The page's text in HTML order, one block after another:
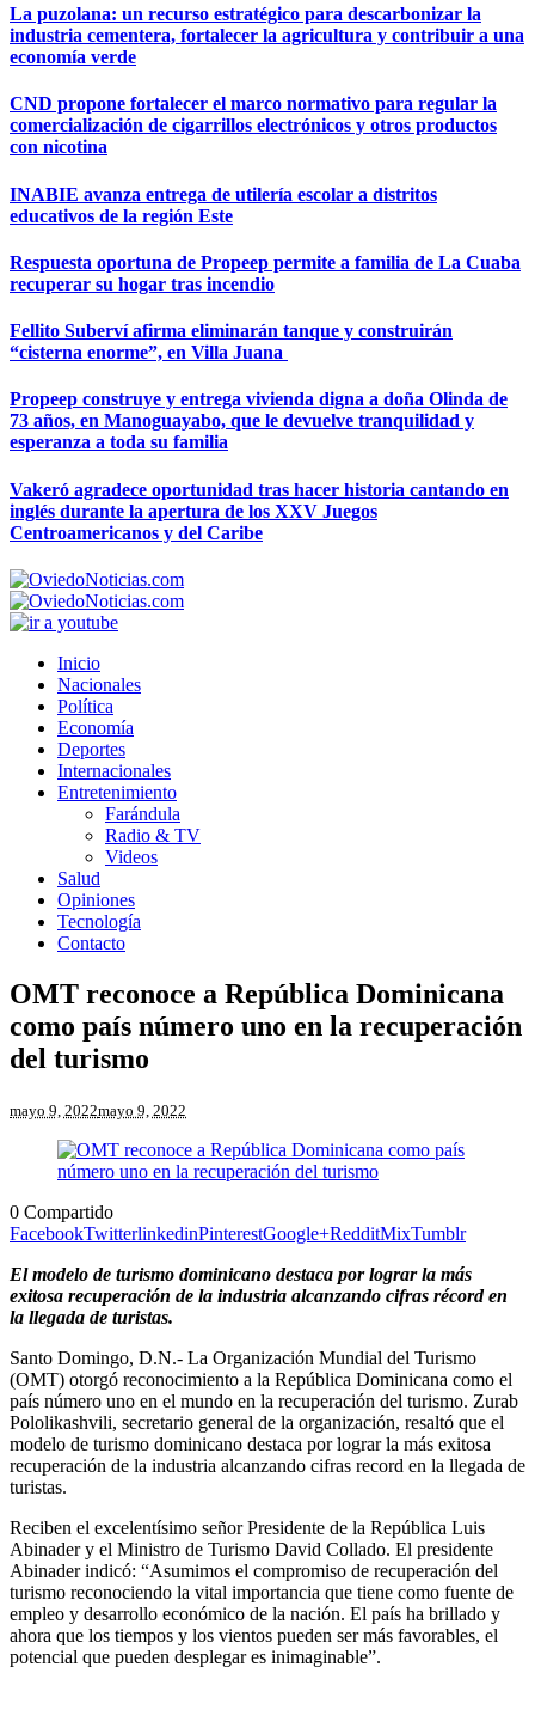
La puzolana: un recurso estratégico para descarbonizar la
industria cementera, fortalecer la agricultura y contribuir a una
economía verde
CND propone fortalecer el marco normativo para regular la
comercialización de cigarrillos electrónicos y otros productos
con nicotina
INABIE avanza entrega de utilería escolar a distritos
educativos de la región Este
Respuesta oportuna de Propeep permite a familia de La Cuaba
recuperar su hogar tras incendio
Fellito Suberví afirma eliminarán tanque y construirán
“cisterna enorme”, en Villa Juana
Propeep construye y entrega vivienda digna a doña Olinda de
73 años, en Manoguayabo, que le devuelve tranquilidad y
esperanza a toda su familia
Vakeró agradece oportunidad tras hacer historia cantando en
inglés durante la apertura de los XXV Juegos
Centroamericanos y del Caribe
Inicio
Nacionales
Política
Economía
Deportes
Internacionales
Entretenimiento
Farándula
Radio & TV
Videos
Salud
Opiniones
Tecnología
Contacto
OMT reconoce a República Dominicana
como país número uno en la recuperación
del turismo
mayo 9, 2022mayo 9, 2022
0 Compartido
FacebookTwitterlinkedinPinterestGoogle+RedditMixTumblr
El modelo de turismo dominicano destaca por lograr la más
exitosa recuperación de la industria alcanzando cifras récord en
la llegada de turistas.
Santo Domingo, D.N.- La Organización Mundial del Turismo
(OMT) otorgó reconocimiento a la República Dominicana como el
país número uno en el mundo en la recuperación del turismo. Zurab
Pololikashvili, secretario general de la organización, resaltó que el
modelo de turismo dominicano destaca por lograr la más exitosa
recuperación de la industria alcanzando cifras record en la llegada de
turistas.
Reciben el excelentísimo señor Presidente de la República Luis
Abinader y el Ministro de Turismo David Collado. El presidente
Abinader indicó: “Asumimos el compromiso de recuperación del
turismo reconociendo la vital importancia que tiene como fuente de
empleo y desarrollo económico de la nación. El país ha brillado y
ahora que los tiempos y los vientos pueden ser más favorables, el
potencial que pueden desplegar es inimaginable”.